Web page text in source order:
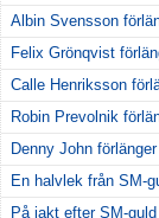
Albin Svensson
Felix Grönqvist
Calle Henriksson
Robin Prevolnik
Denny John
En halvlek från SM-
På jakt efter SM-